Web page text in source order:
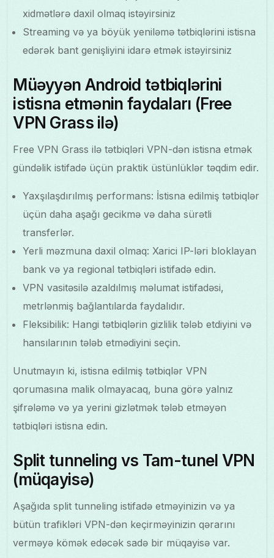
xidmətlərə daxil olmaq istəyirsiniz
Streaming və ya böyük yeniləmə tətbiqlərini istisna
edərək bant genişliyini idarə etmək istəyirsiniz
Müəyyən Android tətbiqlərini
istisna etmənin faydaları (Free
VPN Grass ilə)
Free VPN Grass ilə tətbiqləri VPN-dən istisna etmək
gündəlik istifadə üçün praktik üstünlüklər təqdim edir.
Yaxşılaşdırılmış performans: İstisna edilmiş tətbiqlər
üçün daha aşağı gecikmə və daha sürətli
transferlər.
Yerli məzmuna daxil olmaq: Xarici IP-ləri bloklayan
bank və ya regional tətbiqləri istifadə edin.
VPN vasitəsilə azaldılmış məlumat istifadəsi,
metrlənmiş bağlantılarda faydalıdır.
Fleksibilik: Hangi tətbiqlərin gizlilik tələb etdiyini və
hansılarının tələb etmədiyini seçin.
Unutmayın ki, istisna edilmiş tətbiqlər VPN
qorumasına malik olmayacaq, buna görə yalnız
şifrələmə və ya yerini gizlətmək tələb etməyən
tətbiqləri istisna edin.
Split tunneling vs Tam-tunel VPN
(müqayisə)
Aşağıda split tunneling istifadə etməyinizin və ya
bütün trafikləri VPN-dən keçirməyinizin qərarını
verməyə kömək edəcək sadə bir müqayisə var.